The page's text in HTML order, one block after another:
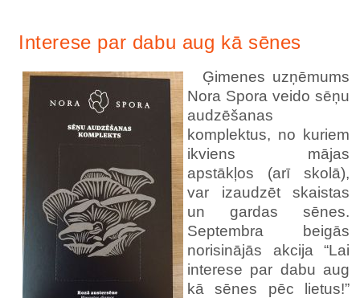
Interese par dabu aug kā sēnes
Ģimenes uzņēmums
Nora Spora veido sēņu
audzēšanas
komplektus, no kuriem
ikviens mājas
apstākļos (arī skolā),
var izaudzēt skaistas
un gardas sēnes.
Septembra beigās
norisinājās akcija “Lai
interese par dabu aug
kā sēnes pēc lietus!”